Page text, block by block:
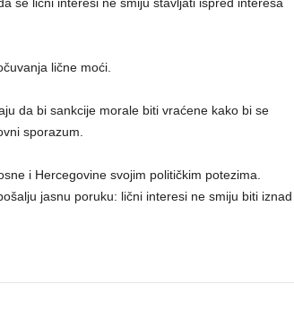
lične moći.
da bi sankcije morale biti vraćene kako bi se
sporazum.
i Hercegovine svojim političkim potezima.
jasnu poruku: lični interesi ne smiju biti iznad